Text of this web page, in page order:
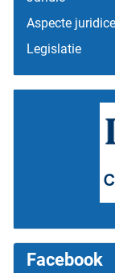
Aspecte juridice
Legislatie
Facebook